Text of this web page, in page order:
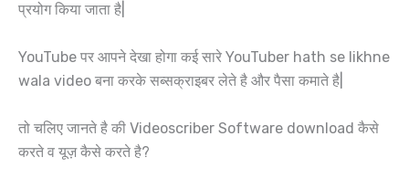
प्रयोग किया जाता है|
YouTube पर आपने देखा होगा कई सारे YouTuber hath se likhne
wala video बना करके सब्सक्राइबर लेते है और पैसा कमाते है|
तो चलिए जानते है की Videoscriber Software download कैसे
करते व यूज़ कैसे करते है?